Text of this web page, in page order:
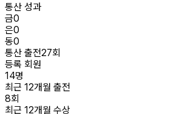
통산 성과
금0
은0
동0
통산 출전27회
등록 회원
14명
최근 12개월 출전
8회
최근 12개월 수상